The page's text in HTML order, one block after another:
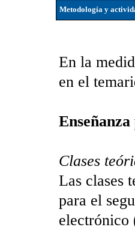
Metodología y
En la
en el
Clases
Las clases
para el
electrónico